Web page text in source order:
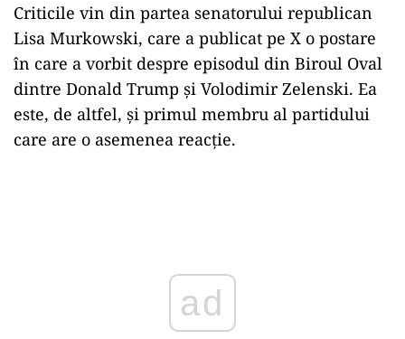
Criticile vin din partea senatorului republican
Lisa Murkowski, care a publicat pe X o postare
în care a vorbit despre episodul din Biroul Oval
dintre Donald Trump și Volodimir Zelenski. Ea
este, de altfel, și primul membru al partidului
care are o asemenea reacție.